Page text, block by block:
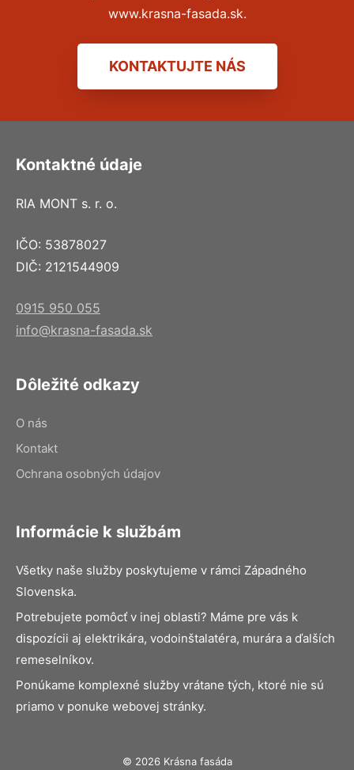
www.krasna-fasada.sk.
KONTAKTUJTE NÁS
Kontaktné údaje
RIA MONT s. r. o.
IČO: 53878027
DIČ: 2121544909
0915 950 055
info@krasna-fasada.sk
Dôležité odkazy
O nás
Kontakt
Ochrana osobných údajov
Informácie k službám
Všetky naše služby poskytujeme v rámci Západného
Slovenska.
Potrebujete pomôcť v inej oblasti? Máme pre vás k
dispozícii aj elektrikára, vodoinštalatéra, murára a ďalších
remeselníkov.
Ponúkame komplexné služby vrátane tých, ktoré nie sú
priamo v ponuke webovej stránky.
© 2026 Krásna fasáda